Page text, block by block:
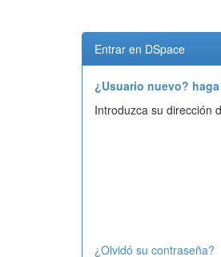
Entrar en DSpace
¿Usuario nuevo?
Introduzca su dirección
¿Olvidó su contraseña?